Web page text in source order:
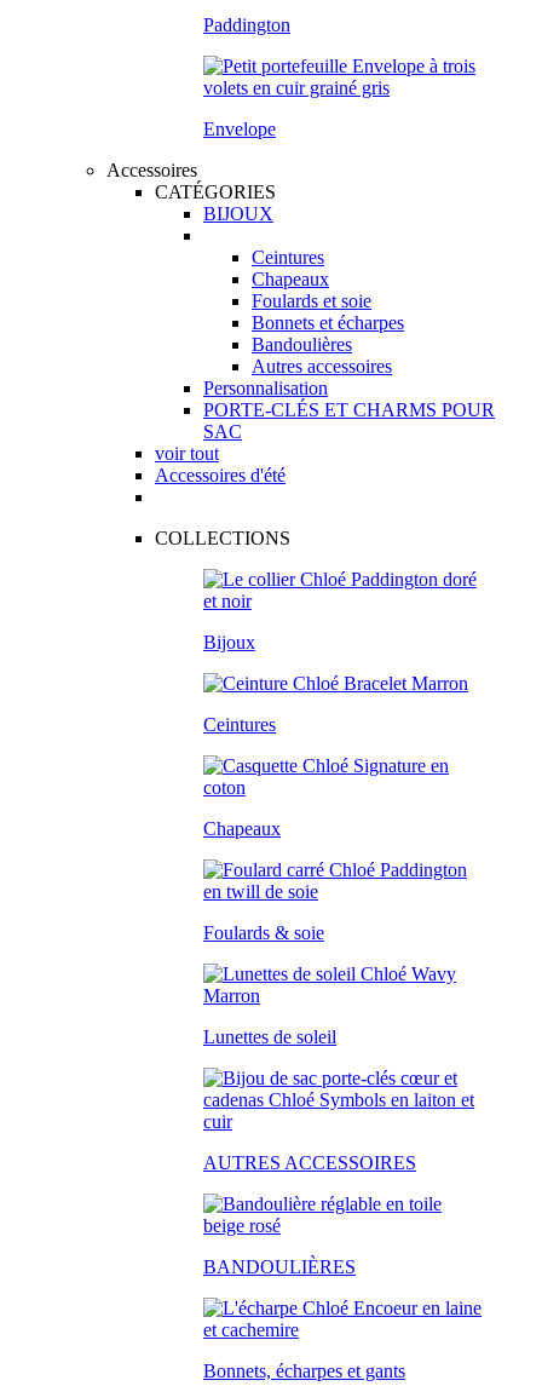
Paddington
Envelope
Accessoires
CATÉGORIES
BIJOUX
Ceintures
Chapeaux
Foulards et soie
Bonnets et écharpes
Bandoulières
Autres accessoires
Personnalisation
PORTE-CLÉS ET CHARMS POUR
SAC
voir tout
Accessoires d'été
COLLECTIONS
Bijoux
Ceintures
Chapeaux
Foulards & soie
Lunettes de soleil
AUTRES ACCESSOIRES
BANDOULIÈRES
Bonnets, écharpes et gants